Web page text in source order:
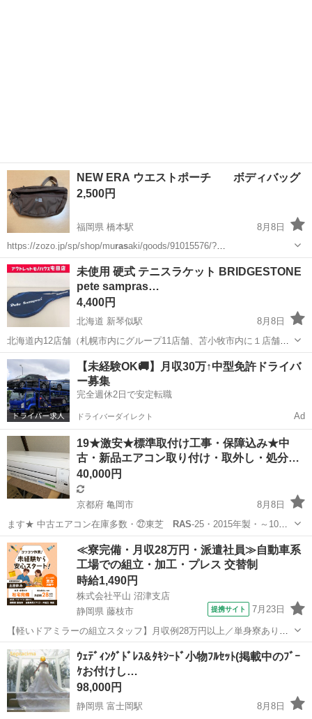
NEW ERA ウエストポーチ ボディバッグ
2,500円
福岡県 橋本駅
8月8日
https://zozo.jp/sp/shop/murasaki/goods/91015576/?
did=146975399&utm_source=yahoo&utm_medium=search_ecmodule&
utm_c...
福岡 福岡市 橋本駅 バッグ NEW ERA
未使用 硬式 テニスラケット BRIDGESTONE
pete sampras…
4,400円
北海道 新琴似駅
8月8日
北海道内12店舗（札幌市内にグループ11店舗、苫小牧市内に１店舗）
総合リサイクルショップ アウトレットモノハウス屯田店です。 スマホ
QRコード決済「PayPay」「auPay」「d払い」と、 クレジットカード
をご...
北海道 札幌市 新琴似駅 テニス BRIDGESTONE
【未経験OK🚚】月収30万↑中型免許ドライバ
ー募集
完全週休2日で安定転職
ドライバーダイレクト Ad
19★激安★標準取付け工事・保障込み★中
古・新品エアコン取り付け・取外し・処分…
40,000円
京都府 亀岡市
8月8日
ます★ 中古エアコン在庫多数・㉗東芝
RAS-25・2015年製・～10畳
用 清掃…
京都 亀岡市 季節、空調家電 取り付け
≪寮完備・月収28万円・派遣社員≫自動車系
工場での組立・加工・プレス 交替制
時給1,490円
株式会社平山 沼津支店
静岡県 藤枝市
提携サイト 7月23日
【軽いドアミラーの組立スタッフ】月収例28万円以上／単身寮あり／
年間休日121日／初めてさんも安心のカンタン作業 【未経験歓迎】軽
いドアミラーの組立スタッフ｜新設のキレイな工場◎男女活躍中！ 大
手自動車部品メーカーの新設工...
静岡 藤枝市 その他
ｳｪﾃﾞｨﾝｸﾞﾄﾞﾚｽ&ﾀｷｼｰﾄﾞ小物ﾌﾙｾｯﾄ(掲載中のﾌﾞｰ
ｹお付けし…
98,000円
静岡県 富士岡駅
8月8日